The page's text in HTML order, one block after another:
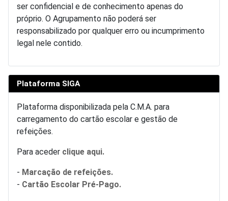
ser confidencial e de conhecimento apenas do
próprio. O Agrupamento não poderá ser
responsabilizado por qualquer erro ou incumprimento
legal nele contido.
Plataforma SIGA
Plataforma disponibilizada pela C.M.A. para
carregamento do cartão escolar e gestão de
refeições.
Para aceder clique aqui.
- Marcação de refeições.
- Cartão Escolar Pré-Pago.